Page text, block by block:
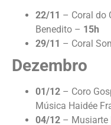
22/11 – Coral do
Benedito – 15h
29/11 – Coral
Dezembro
01/12 – Coro
Música Haidée
04/12 – Musiarte